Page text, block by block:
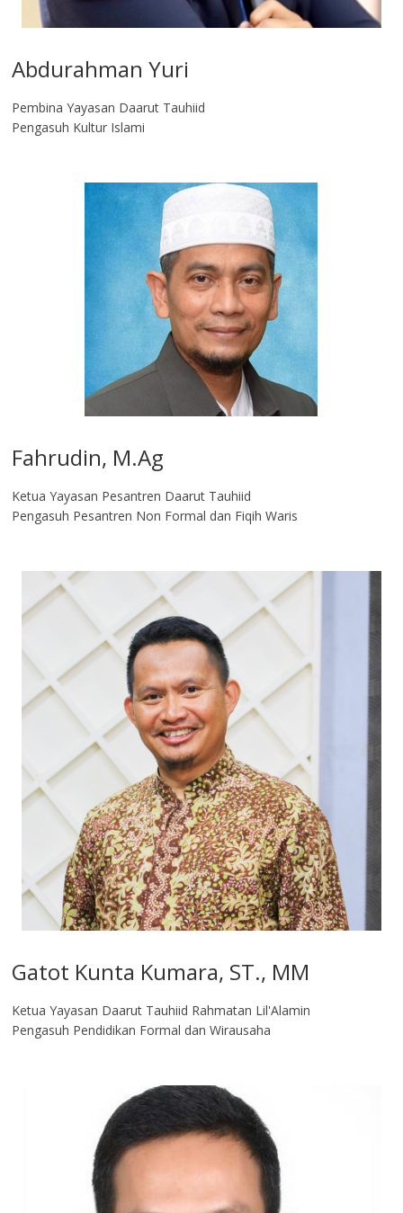
Abdurahman Yuri
Pembina Yayasan Daarut Tauhiid
Pengasuh Kultur Islami
Fahrudin, M.Ag​
Ketua Yayasan Pesantren Daarut Tauhiid
Pengasuh Pesantren Non Formal dan Fiqih Waris
Gatot Kunta Kumara, ST., MM
Ketua Yayasan Daarut Tauhiid Rahmatan Lil'Alamin
Pengasuh Pendidikan Formal dan Wirausaha